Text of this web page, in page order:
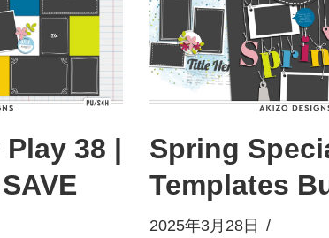
38 |
Spring
Templates
2025年3月28日